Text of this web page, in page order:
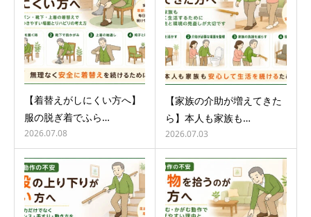
【着替えがしにくい方へ】
服の脱ぎ着でふら…
2026.07.08
【家族の介助が増えてきた
ら】本人も家族も…
2026.07.03